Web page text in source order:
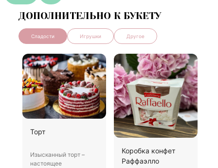
ДОПОЛНИТЕЛЬНО К БУКЕТУ
Сладости Игрушки Другое
Торт
Изысканный торт –
настоящее
Коробка конфет
Раффаэлло